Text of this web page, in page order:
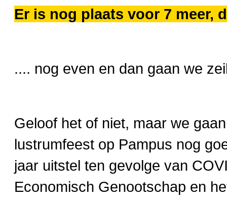
Er is nog plaats voor 7 meer,
.... nog even en dan gaan we
Geloof het of niet, maar we
lustrumfeest op Pampus nog
jaar uitstel ten gevolge van
Economisch Genootschap en